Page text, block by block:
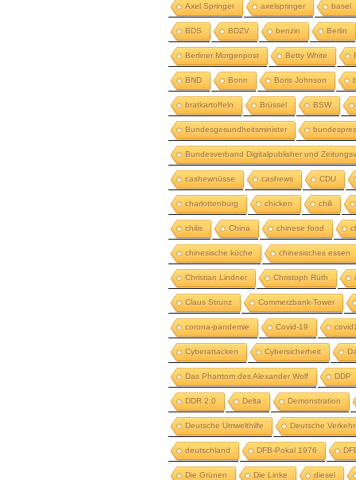
Axel Springer axelspringer basel
BDS BDZV benzin Berlin
Berliner Morgenpost Betty White
BND Bonn Boris Johnson
bratkartoffeln Brüssel BSW
Bundesgesundheitsminister
Bundesverband Digitalpublisher und
cashewnüsse cashews CDU
charlottenburg chicken chili
chilis China chinese food
chinesische küche chinesisches essen
Christian Lindner Christoph Rüth
Claus Strunz Commerzbank-Tower
corona-pandemie Covid-19
Cyberattacken Cybersicherheit
Das Phantom des Alexander Wolf DDP
DDR 2.0 Delta Demonstration
Deutsche Umwelthilfe Deutsche
deutschland DFB-Pokal 1976
Die Grünen Die Linke diesel